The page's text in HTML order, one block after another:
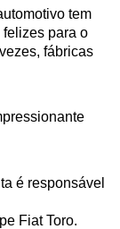
tem
felizes para o
fábricas
é responsável
Fiat Toro.